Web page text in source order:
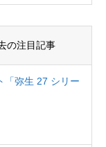
の注目記事
「弥生 27 シリー